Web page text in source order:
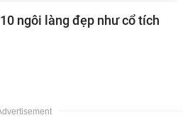
10 ngôi làng đẹp như cổ tích